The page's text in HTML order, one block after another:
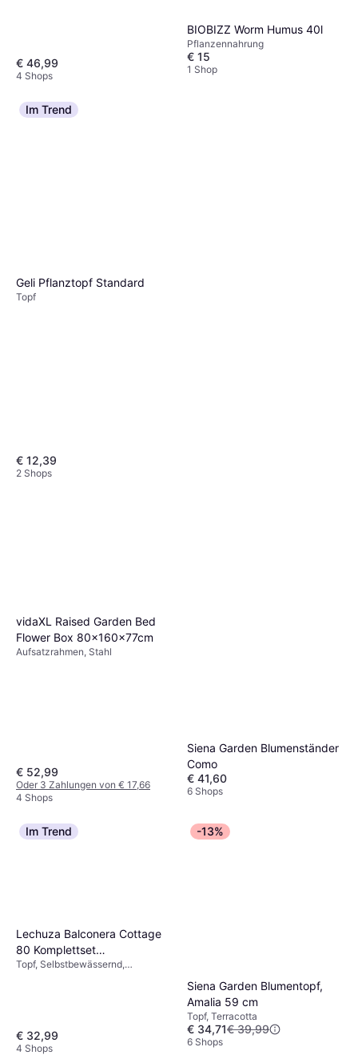
€ 46,99
4 Shops
BIOBIZZ Worm Humus 40l
Pflanzennahrung
€ 15
1 Shop
Im Trend
Geli Pflanztopf Standard
Topf
€ 12,39
2 Shops
vidaXL Raised Garden Bed
Flower Box 80x160x77cm
Aufsatzrahmen, Stahl
€ 52,99
Oder 3 Zahlungen von € 17,66
4 Shops
Siena Garden Blumenständer
Como
€ 41,60
6 Shops
Im Trend
Lechuza Balconera Cottage
80 Komplettset
graphitschwarz
Topf, Selbstbewässernd,
€ 32,99
4 Shops
-13%
Siena Garden Blumentopf,
Amalia 59 cm
Topf, Terracotta
€ 34,71€ 39,99
6 Shops